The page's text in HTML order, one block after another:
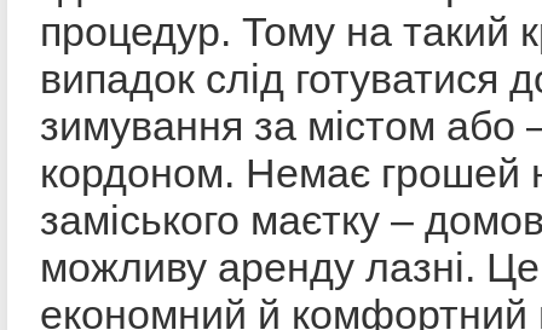
процедур. Тому на такий
випадок слід готуватися
зимування за містом або
кордоном. Немає грошей
заміського маєтку –
можливу аренду лазні.
економний й комфортний